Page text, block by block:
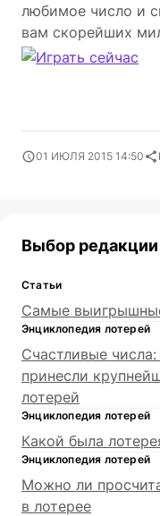
любимое число и
вам скорейших
01 ИЮЛЯ 2015 14:50
Выбор редакции
Статьи
Самые
Энциклопедия лотерей
Счастливые
принесли
лотерей
Энциклопедия лотерей
Какой была
Энциклопедия лотерей
Можно ли
в лотерее